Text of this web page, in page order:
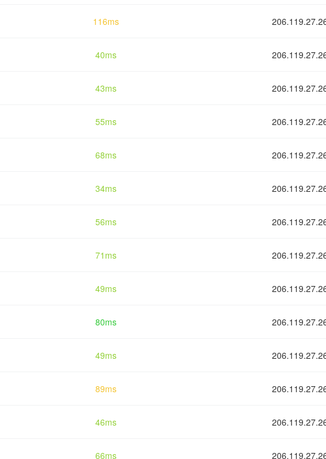
116ms
40ms
43ms
55ms
68ms
34ms
56ms
71ms
49ms
80ms
49ms
89ms
46ms
66ms